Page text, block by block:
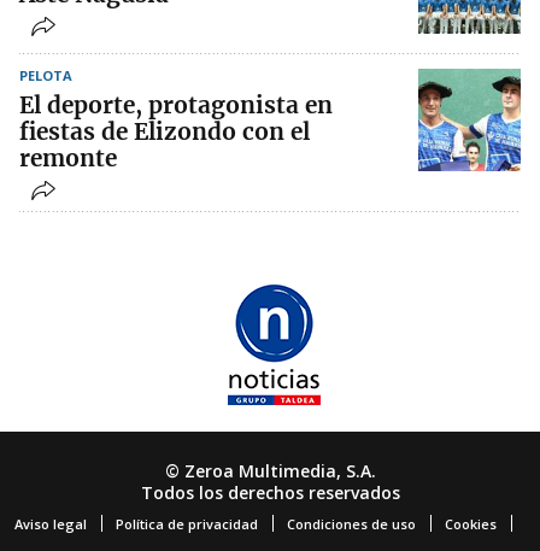
PELOTA
El deporte, protagonista en
fiestas de Elizondo con el
remonte
© Zeroa Multimedia, S.A.
Todos los derechos reservados
Aviso legal Política de privacidad Condiciones de uso Cookies